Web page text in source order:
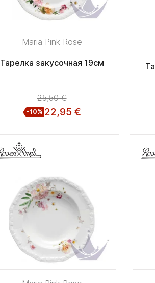
Maria Pink Rose
Тарелка закусочная 19см
25,50 €
-10% 22,95 €